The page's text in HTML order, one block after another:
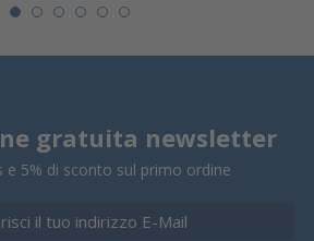
gratuita newsletter
e 5% di sconto sul primo ordine